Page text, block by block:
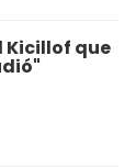
Kicillof que